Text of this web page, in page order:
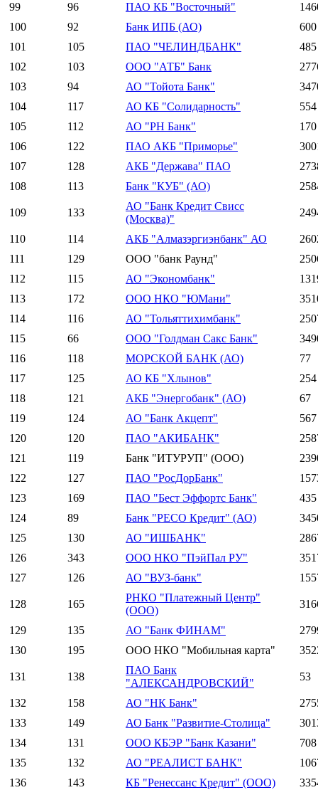
99 96 ПАО КБ "Восточный"
100
92 Банк ИПБ (АО)
600
101
105 ПАО "ЧЕЛИНДБАНК"
485
102
103 ООО "АТБ" Банк
103
94 АО "Тойота Банк"
104
117 АО КБ "Солидарность"
554
105
112 АО "РН Банк"
170
106
122 ПАО АКБ "Приморье"
107
128 АКБ "Держава" ПАО
108
113 Банк "КУБ" (АО)
109 133
АО "Банк Кредит Свисс
(Москва)"
110 114 АКБ "Алмазэргиэнбанк" АО
111
129 ООО "банк Раунд"
112
115 АО "Экономбанк"
113
172 ООО НКО "ЮМани"
114
116 АО "Тольяттихимбанк"
115
66 ООО "Голдман Сакс Банк"
116
118 МОРСКОЙ БАНК (АО)
77
117
125 АО КБ "Хлынов"
254
118
121 АКБ "Энергобанк" (АО)
67
119
124 АО "Банк Акцепт"
567
120
120 ПАО "АКИБАНК"
121
119 Банк "ИТУРУП" (ООО)
122
127 ПАО "РосДорБанк"
123
169 ПАО "Бест Эффортс Банк"
435
124
89 Банк "РЕСО Кредит" (АО)
125
130 АО "ИШБАНК"
126
343 ООО НКО "ПэйПал РУ"
127
126 АО "ВУЗ-банк"
128 165
РНКО "Платежный Центр"
(ООО)
129 135 АО "Банк ФИНАМ"
130
195 ООО НКО "Мобильная карта"
131 138
ПАО Банк
"АЛЕКСАНДРОВСКИЙ"
53
132 158 АО "НК Банк"
133
149 АО Банк "Развитие-Столица"
134
131 ООО КБЭР "Банк Казани"
708
135
132 АО "РЕАЛИСТ БАНК"
136
143 КБ "Ренессанс Кредит" (ООО)